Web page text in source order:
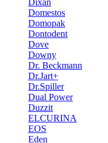
Dixan
Domestos
Domopak
Dontodent
Dove
Downy
Dr. Beckmann
Dr.Jart+
Dr.Spiller
Dual Power
Duzzit
ELCURINA
EOS
Eden